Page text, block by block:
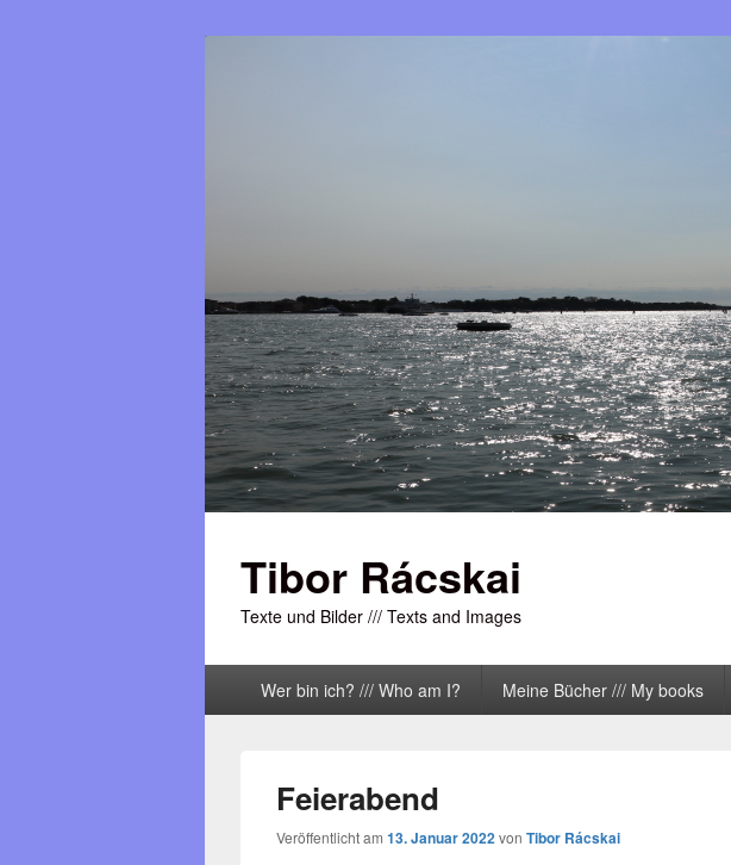
Tibor Rácskai
Texte und Bilder /// Texts and Images
Wer bin ich? /// Who am I? Meine Bücher /// My books
Feierabend
Veröffentlicht am 13. Januar 2022von Tibor Rácskai